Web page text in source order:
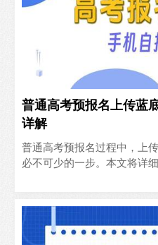
普通高考预报名上传蓝
详解
普通高考预报名过程中，上
必不可少的一步。本文将详